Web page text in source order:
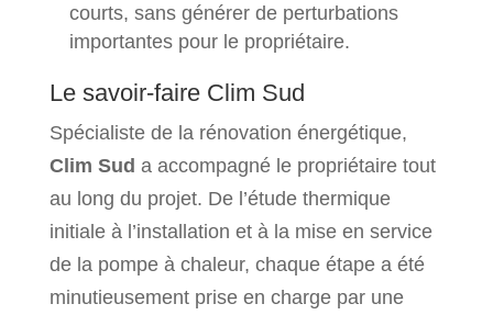
courts, sans générer de perturbations
importantes pour le propriétaire.
Le savoir-faire Clim Sud
Spécialiste de la rénovation énergétique,
Clim Sud a accompagné le propriétaire tout
au long du projet. De l’étude thermique
initiale à l’installation et à la mise en service
de la pompe à chaleur, chaque étape a été
minutieusement prise en charge par une